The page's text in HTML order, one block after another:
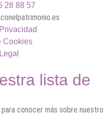
28 88 57
Cookies
lista de
conocer más sobre nuestro